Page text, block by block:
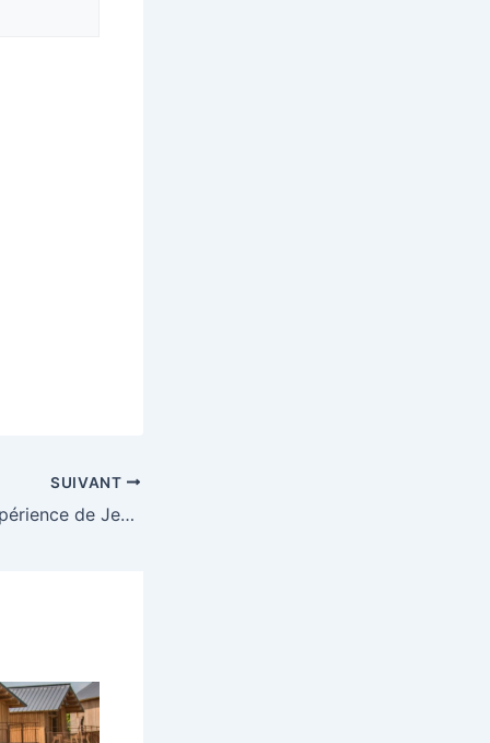
SUIVANT
Plongée dans l’Expérience de Jeu d’Amon Casino : Tout ce que Vous Devez Savoir